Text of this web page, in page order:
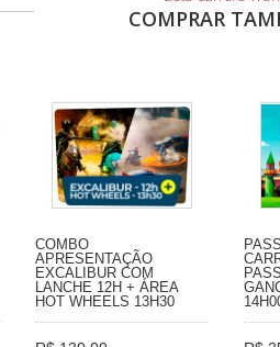
COMPRAR
COMBO
APRESENTAÇÃO
EXCALIBUR COM
LANCHE 12H + ÁREA
HOT WHEELS 13H30